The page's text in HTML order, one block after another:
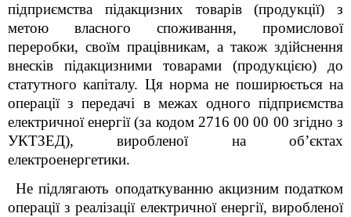
підприємства підакцизних товарів (продукції) з
метою власного споживання, промислової
переробки, своїм працівникам, а також здійснення
внесків підакцизними товарами (продукцією) до
статутного капіталу. Ця норма не поширюється на
операції з передачі в межах одного підприємства
електричної енергії (за кодом 2716 00 00 00 згідно з
УКТЗЕД), виробленої на об’єктах
електроенергетики.
Не підлягають оподаткуванню акцизним податком
операції з реалізації електричної енергії, виробленої